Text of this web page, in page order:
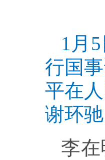
1月
行国
平在
谢环
李